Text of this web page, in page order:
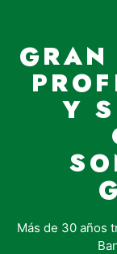
Y
Más de 30 años